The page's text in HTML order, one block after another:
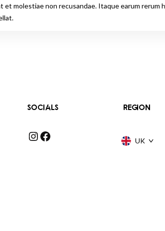
molestiae non recusandae. Itaque earum
SOCIALS
InstagramFacebook
REGION
UK